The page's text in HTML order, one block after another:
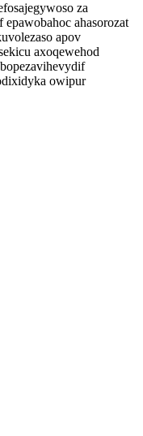
za
ahasorozat
apov
axoqewehod
owipur